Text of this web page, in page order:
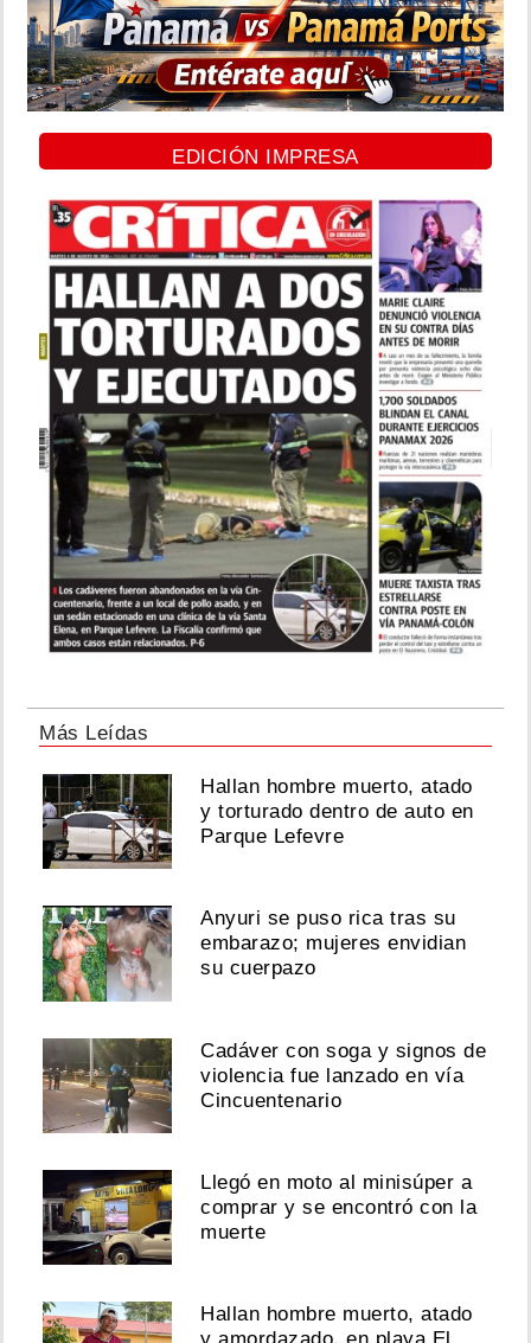
EDICIÓN IMPRESA
Más Leídas
Hallan hombre muerto, atado
y torturado dentro de auto en
Parque Lefevre
Anyuri se puso rica tras su
embarazo; mujeres envidian
su cuerpazo
Cadáver con soga y signos de
violencia fue lanzado en vía
Cincuentenario
Llegó en moto al minisúper a
comprar y se encontró con la
muerte
Hallan hombre muerto, atado